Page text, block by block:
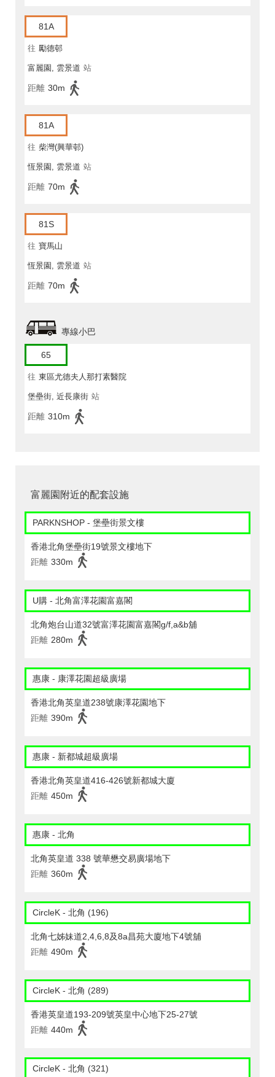
81A
往 勵德邨
富麗園, 雲景道 站
距離 30m
81A
往 柴灣(興華邨)
恆景園, 雲景道 站
距離 70m
81S
往 寶馬山
恆景園, 雲景道 站
距離 70m
專線小巴
65
往 東區尤德夫人那打素醫院
堡壘街, 近長康街 站
距離 310m
富麗園附近的配套設施
PARKNSHOP - 堡壘街景文樓
香港北角堡壘街19號景文樓地下
距離 330m
U購 - 北角富澤花園富嘉閣
北角炮台山道32號富澤花園富嘉閣g/f,a&b舖
距離 280m
惠康 - 康澤花園超級廣場
香港北角英皇道238號康澤花園地下
距離 390m
惠康 - 新都城超級廣場
香港北角英皇道416-426號新都城大廈
距離 450m
惠康 - 北角
北角英皇道 338 號華懋交易廣場地下
距離 360m
CircleK - 北角 (196)
北角七姊妹道2,4,6,8及8a昌苑大廈地下4號舖
距離 490m
CircleK - 北角 (289)
香港英皇道193-209號英皇中心地下25-27號
距離 440m
CircleK - 北角 (321)